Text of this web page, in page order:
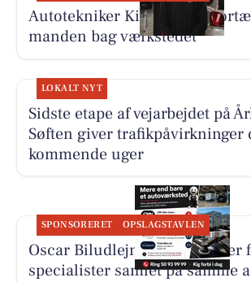
Autotekniker Kim Skytthe
manden bag værkstedet
LOKALT NYT
Sidste etape af vejarbejdet på
Søften giver trafikpåvirkninger
kommende uger
SPONSORERET OPSLAGSTAVLEN
Oscar Biludlejning fremhæver
specialister samlet på samme